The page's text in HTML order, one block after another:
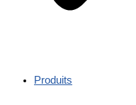
Produits